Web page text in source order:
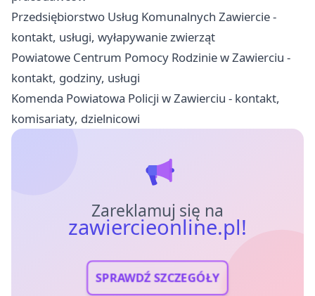
Przedsiębiorstwo Usług Komunalnych Zawiercie -
kontakt, usługi, wyłapywanie zwierząt
Powiatowe Centrum Pomocy Rodzinie w Zawierciu -
kontakt, godziny, usługi
Komenda Powiatowa Policji w Zawierciu - kontakt,
komisariaty, dzielnicowi
Zareklamuj się na
zawiercieonline.pl!
SPRAWDŹ SZCZEGÓŁY